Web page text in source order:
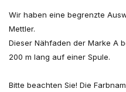
Wir haben eine begrenzte
Mettler.
Dieser Nähfaden der Marke A
200 m lang auf einer Spule.
Bitte beachten Sie! Die